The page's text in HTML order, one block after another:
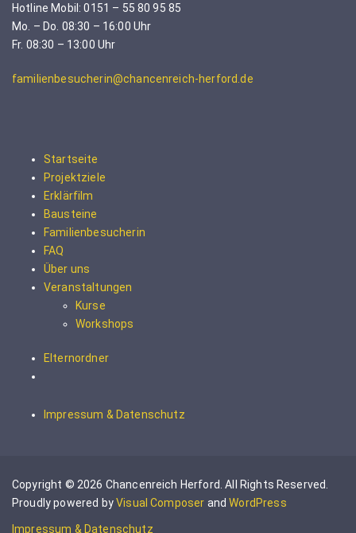
Hotline Mobil: 0151 – 55 80 95 85
Mo. – Do. 08:30 – 16:00 Uhr
Fr. 08:30 – 13:00 Uhr
familienbesucherin@chancenreich-herford.de
Startseite
Projektziele
Erklärfilm
Bausteine
Familienbesucherin
FAQ
Über uns
Veranstaltungen
Kurse
Workshops
Elternordner
Impressum & Datenschutz
Copyright © 2026 Chancenreich Herford. All Rights Reserved.
Proudly powered byVisual Composer andWordPress
Impressum & Datenschutz